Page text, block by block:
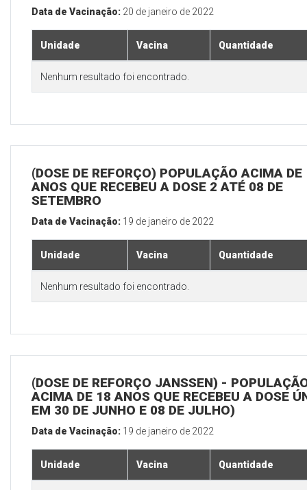
Data de Vacinação: 20 de janeiro de 2022
Unidade Vacina Quantidade
Nenhum resultado foi encontrado.
(DOSE DE REFORÇO) POPULAÇÃO ACIMA DE
ANOS QUE RECEBEU A DOSE 2 ATÉ 08 DE
SETEMBRO
Data de Vacinação: 19 de janeiro de 2022
Unidade Vacina Quantidade
Nenhum resultado foi encontrado.
(DOSE DE REFORÇO JANSSEN) -
ACIMA DE 18 ANOS QUE RECEBEU A DOSE
EM 30 DE JUNHO E 08 DE JULHO)
Data de Vacinação: 19 de janeiro de 2022
Unidade Vacina Quantidade